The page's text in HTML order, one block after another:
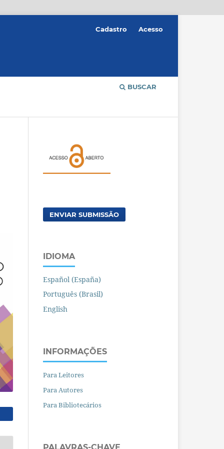
BUSCAR
Cadastro Acesso
ENVIAR SUBMISSÃO
IDIOMA
Español (España)
Português (Brasil)
English
INFORMAÇÕES
Para Leitores
Para Autores
Para Bibliotecários